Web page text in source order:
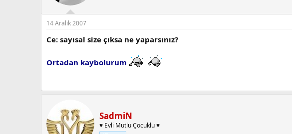
14 Aralık 2007
Ce: sayısal size çıksa ne yaparsınız?
Ortadan kaybolurum
SadmiN
♥ Evli Mutlu Çocuklu ♥